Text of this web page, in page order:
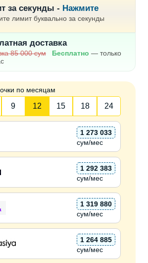
за секунды - Нажмите
лимит буквально за секунды
доставка
85 000 сум Бесплатно — только
по месяцам
9 12 15 18 24
1 273 033
сум/мес
1 292 383
сум/мес
1 319 880
сум/мес
1 264 885
сум/мес